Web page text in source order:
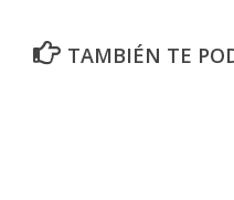
TAMBIÉN TE